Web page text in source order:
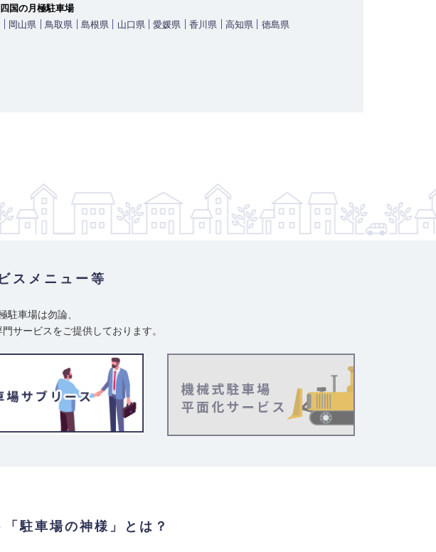
国の月極駐車場
岡山県 鳥取県 島根県 山口県 愛媛県 香川県 高知県
徳島県
スメニュー等
駐車場は勿論、
サービスをご提供しております。
駐車場の神様」とは？